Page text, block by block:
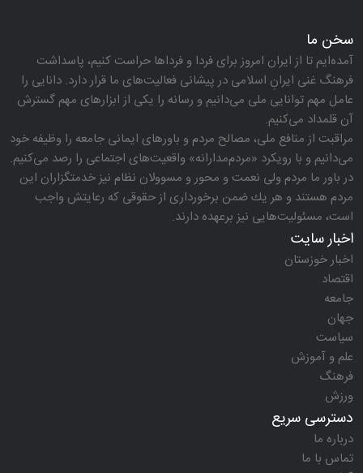
سخن ما
آمده‌ایم تا از ایران امروز برای فردا و فرداها حراست كنیم، پاسداشت
فرهنگ غنی ایرانِ اسلامی در پیشانی فعالیت‌های ما قرار دارد. دانایی را
عامل مهم توانایی ملی می‌دانیم و رسانه را یكی از ابزارهای مهم گسترش
آن قلمداد می‌كنیم.
مراقبت از منافع ملی، مصالح مردم و باورهای ایمانی جامعه را وظیفه خود
می‌دانیم و با رویكرد «مردم‌مدارانه‌» واقعیت‌های اجتماعی را رصد می‌كنیم.
در باور ما مردم ولی نعمت و محور و مسوولان نظام نیز خدمتگزاران این
مردم هستند و هر یك ضمن برخورداری از حقوقی كه رعایتش واجب
است، مسئولیت‌هایی نیز برعهده دارند.
اخبار سایت
اخبار خوزستان
اقتصاد
جامعه
جهان
سیاست
علم و آموزش
فرهنگ
ورزش
دسترسی سریع
درباره ما
تماس با ما